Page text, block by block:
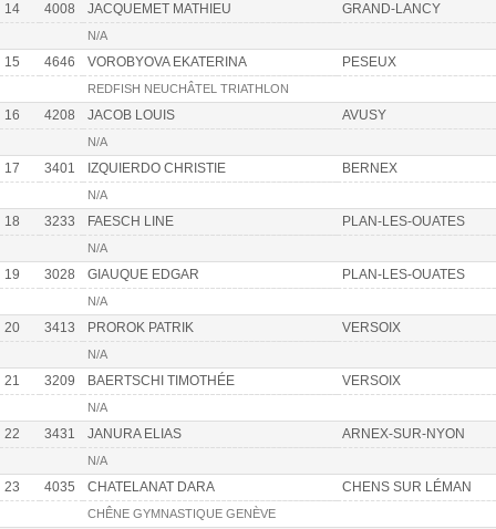
14 4008 JACQUEMET MATHIEU GRAND-LANCY
N/A
15 4646 VOROBYOVA EKATERINA PESEUX
REDFISH NEUCHÂTEL TRIATHLON
16 4208 JACOB LOUIS AVUSY
N/A
17 3401 IZQUIERDO CHRISTIE BERNEX
N/A
18 3233 FAESCH LINE PLAN-LES-OUATES
N/A
19 3028 GIAUQUE EDGAR PLAN-LES-OUATES
N/A
20 3413 PROROK PATRIK VERSOIX
N/A
21 3209 BAERTSCHI TIMOTHÉE VERSOIX
N/A
22 3431 JANURA ELIAS ARNEX-SUR-NYON
N/A
23 4035 CHATELANAT DARA CHENS SUR LÉMAN
CHÊNE GYMNASTIQUE GENÈVE